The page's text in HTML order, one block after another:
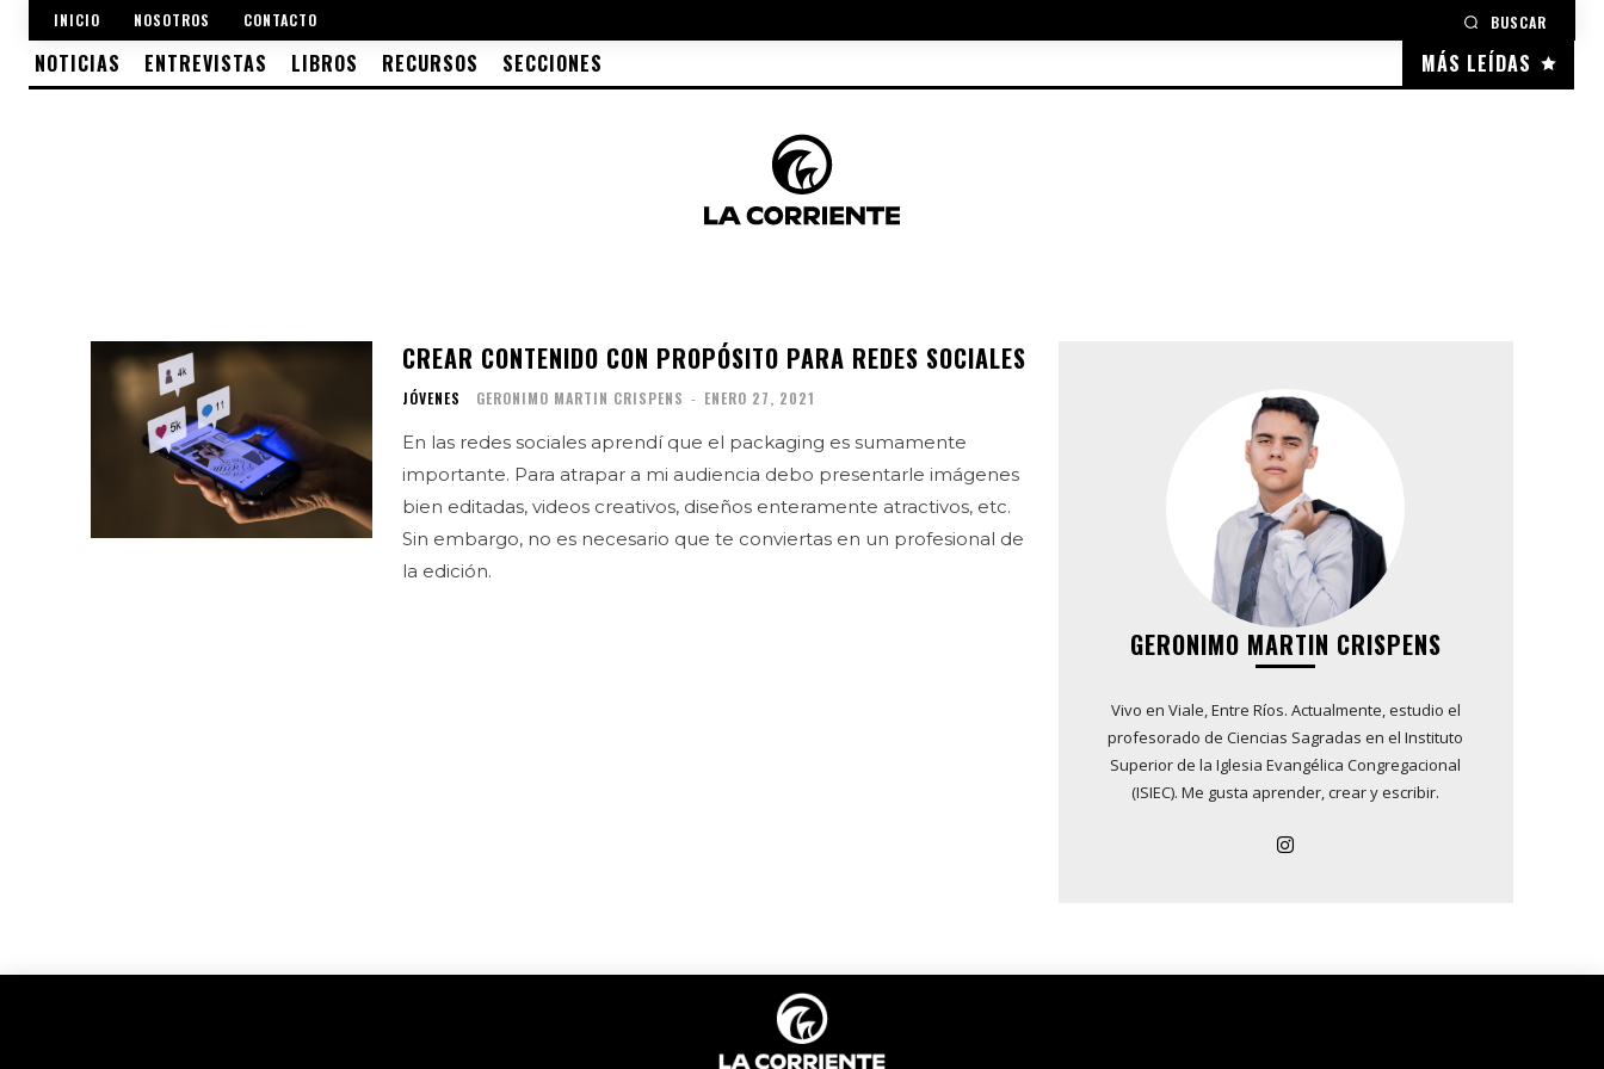
INICIO NOSOTROS CONTACTO BUSCAR
MÁS LEÍDAS
NOTICIAS ENTREVISTAS LIBROS RECURSOS SECCIONES
CREAR CONTENIDO CON PROPÓSITO PARA REDES SOCIALES
JÓVENES GERONIMO MARTIN CRISPENS - ENERO 27, 2021
En las redes sociales aprendí que el packaging es sumamente
importante. Para atrapar a mi audiencia debo presentarle imágenes
bien editadas, videos creativos, diseños enteramente atractivos, etc.
Sin embargo, no es necesario que te conviertas en un profesional de
la edición.
GERONIMO MARTIN CRISPENS
Vivo en Viale, Entre Ríos. Actualmente, estudio el
profesorado de Ciencias Sagradas en el Instituto
Superior de la Iglesia Evangélica Congregacional
(ISIEC). Me gusta aprender, crear y escribir.